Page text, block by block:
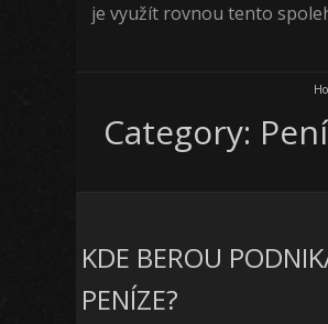
je využít rovnou tento
Category:
KDE BEROU
PENÍZE?